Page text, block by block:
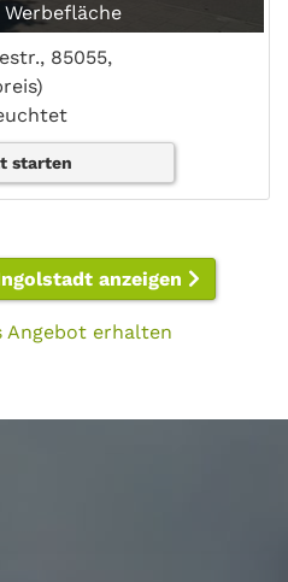
85055,
starten
anzeigen
Angebot erhalten